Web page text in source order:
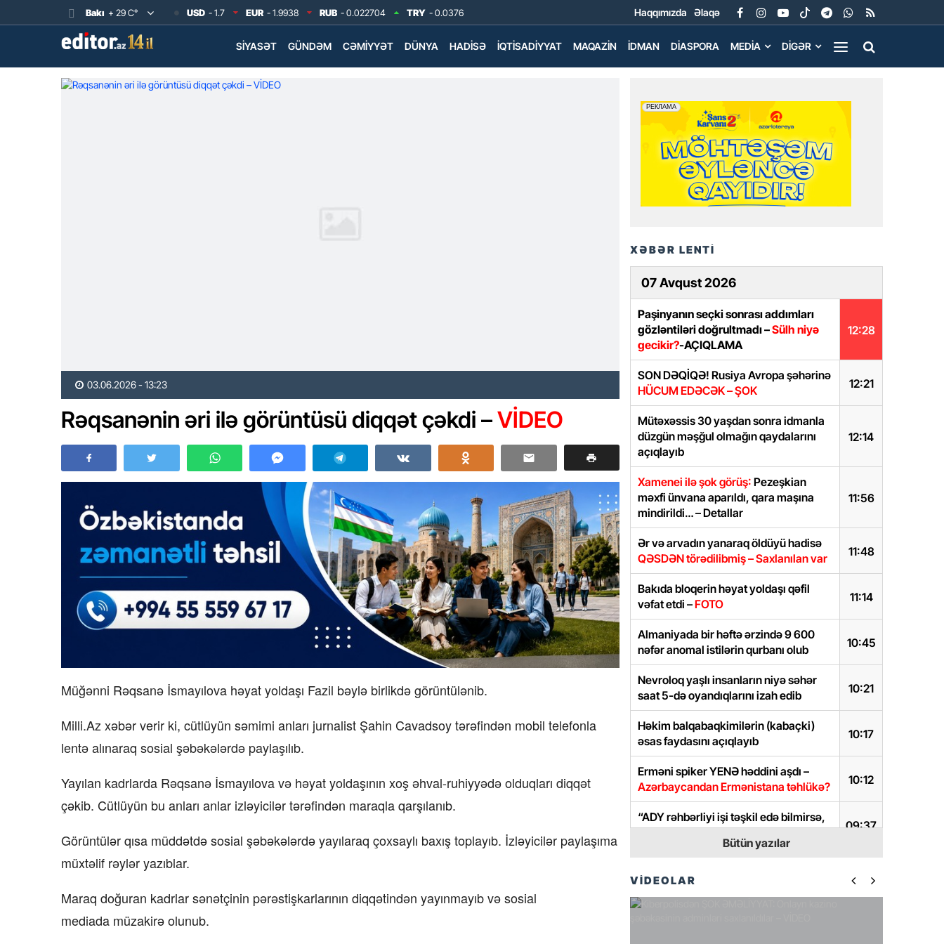
Bakı + 29 C° USD - 1.7 EUR - 1.9938 RUB - 0.022704 TRY - 0.0376 Haqqımızda Əlaqə
SIYASƏT GÜNDƏM CƏMIYYƏT DÜNYA HADISƏ İQTISADIYYAT MAQAZIN İDMAN DIASPORA MEDIA DIGƏR
03.06.2026 - 13:23
Rəqsanənin əri ilə görüntüsü diqqət çəkdi –VİDEO
Müğənni Rəqsanə İsmayılova həyat yoldaşı Fazil bəylə birlikdə görüntülənib.
Milli.Az xəbər verir ki, cütlüyün səmimi anları jurnalist Şahin Cavadsoy tərəfindən mobil telefonla
lentə alınaraq sosial şəbəkələrdə paylaşılıb.
Yayılan kadrlarda Rəqsanə İsmayılova və həyat yoldaşının xoş əhval-ruhiyyədə olduqları diqqət
çəkib. Cütlüyün bu anları anlar izləyicilər tərəfindən maraqla qarşılanıb.
Görüntülər qısa müddətdə sosial şəbəkələrdə yayılaraq çoxsaylı baxış toplayıb. İzləyicilər paylaşıma
müxtəlif rəylər yazıblar.
Maraq doğuran kadrlar sənətçinin pərəstişkarlarının diqqətindən yayınmayıb və sosial
mediada müzakirə olunub.
XƏBƏR LENTİ
07 Avqust 2026
12:28
Paşinyanın seçki sonrası addımları
gözləntiləri doğrultmadı –Sülh niyə
gecikir?-AÇIQLAMA
12:21
SON DƏQİQƏ! Rusiya Avropa şəhərinə
HÜCUM EDƏCƏK – ŞOK
12:14
Mütəxəssis 30 yaşdan sonra idmanla
düzgün məşğul olmağın qaydalarını
açıqlayıb
11:56
Xamenei ilə şok görüş: Pezeşkian
məxfi ünvana aparıldı, qara maşına
mindirildi… – Detallar
11:48
Ər və arvadın yanaraq öldüyü hadisə
QƏSDƏN törədilibmiş – Saxlanılan var
11:14
Bakıda bloqerin həyat yoldaşı qəfil
vəfat etdi –FOTO
10:45
Almaniyada bir həftə ərzində 9 600
nəfər anomal istilərin qurbanı olub
10:21
Nevroloq yaşlı insanların niyə səhər
saat 5-də oyandıqlarını izah edib
10:17
Həkim balqabaqkimilərin (kabaçki)
əsas faydasını açıqlayıb
10:12
Erməni spiker YENƏ həddini aşdı –
Azərbaycandan Ermənistana təhlükə?
09:37
“ADY rəhbərliyi işi təşkil edə bilmirsə,
Ərəbistanına hücum hazırlayır –
Bütün yazılar
VİDEOLAR